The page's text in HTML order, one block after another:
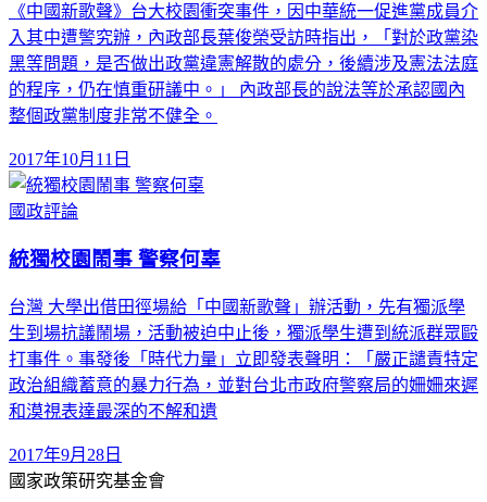
《中國新歌聲》台大校園衝突事件，因中華統一促進黨成員介
入其中遭警究辦，內政部長葉俊榮受訪時指出，「對於政黨染
黑等問題，是否做出政黨違憲解散的處分，後續涉及憲法法庭
的程序，仍在慎重研議中。」 內政部長的說法等於承認國內
整個政黨制度非常不健全。
2017年10月11日
國政評論
統獨校園鬧事 警察何辜
台灣 大學出借田徑場給「中國新歌聲」辦活動，先有獨派學
生到場抗議鬧場，活動被迫中止後，獨派學生遭到統派群眾毆
打事件。事發後「時代力量」立即發表聲明：「嚴正譴責特定
政治組織蓄意的暴力行為，並對台北市政府警察局的姍姍來遲
和漠視表達最深的不解和遺
2017年9月28日
國家政策研究基金會